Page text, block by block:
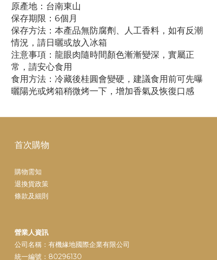
原產地：台南東山
保存期限：6個月
保存方法：本產品無防腐劑、人工香料，如有反潮
情況，請日曬或放入冰箱
注意事項：龍眼肉隨時間顏色漸漸變深，實屬正
常，請安心食用
食用方法：冷藏後桂圓會變硬，建議食用前可先曝
曬陽光或烤箱稍微烤一下，增加香氣及恢復口感
首次購物
購物需知
退換貨政策
條款及細則
營業人資訊
公司名稱：有機緣地國際企業有限公司
統一編號：80296130